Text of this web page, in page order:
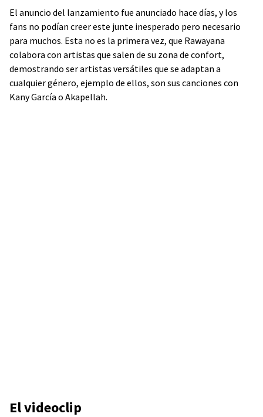
El anuncio del lanzamiento fue anunciado hace días, y los
fans no podían creer este junte inesperado pero necesario
para muchos. Esta no es la primera vez, que Rawayana
colabora con artistas que salen de su zona de confort,
demostrando ser artistas versátiles que se adaptan a
cualquier género, ejemplo de ellos, son sus canciones con
Kany García o Akapellah.
El videoclip